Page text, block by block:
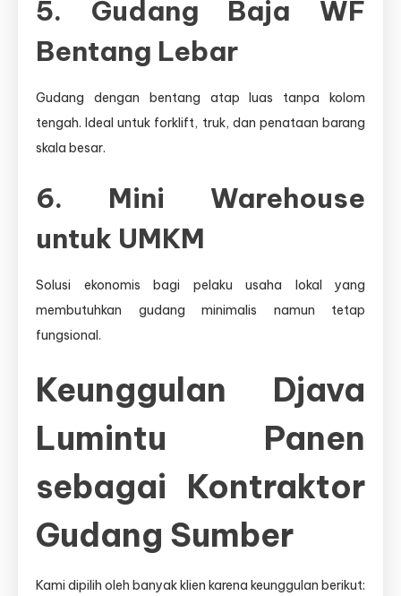
5. Gudang Baja WF
Bentang Lebar
Gudang dengan bentang atap luas tanpa kolom
tengah. Ideal untuk forklift, truk, dan penataan barang
skala besar.
6. Mini Warehouse
untuk UMKM
Solusi ekonomis bagi pelaku usaha lokal yang
membutuhkan gudang minimalis namun tetap
fungsional.
Keunggulan Djava
Lumintu Panen
sebagai Kontraktor
Gudang Sumber
Kami dipilih oleh banyak klien karena keunggulan berikut: